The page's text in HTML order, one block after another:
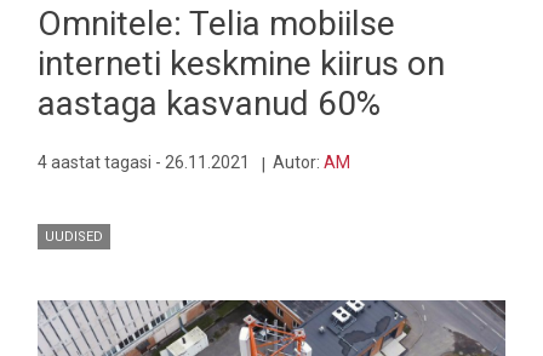
Omnitele: Telia mobiilse
interneti keskmine kiirus on
aastaga kasvanud 60%
4 aastat tagasi - 26.11.2021 Autor: AM
UUDISED
Pilt